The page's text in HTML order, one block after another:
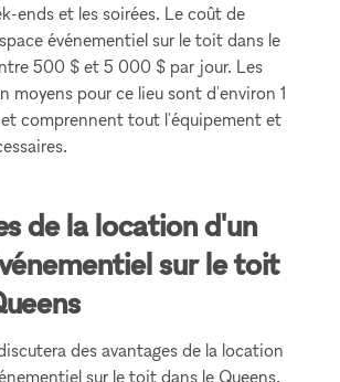
ends et les soirées. Le coût de
événementiel sur le toit dans le
500 $ et 5 000 $ par jour. Les
moyens pour ce lieu sont d'environ 1
comprennent tout l'équipement et
de la location d'un
sur le toit
des avantages de la location
sur le toit dans le Queens.